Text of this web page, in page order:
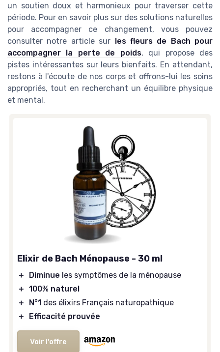
un soutien doux et harmonieux pour traverser cette
période. Pour en savoir plus sur des solutions naturelles
pour accompagner ce changement, vous pouvez
consulter notre article sur les fleurs de Bach pour
accompagner la perte de poids, qui propose des
pistes intéressantes sur leurs bienfaits. En attendant,
restons à l'écoute de nos corps et offrons-lui les soins
appropriés, tout en recherchant un équilibre physique
et mental.
Elixir de Bach Ménopause - 30 ml
＋ Diminue les symptômes de la ménopause
＋ 100% naturel
＋
N°1 des élixirs Français naturopathique
＋
Efficacité prouvée
Voir l'offre